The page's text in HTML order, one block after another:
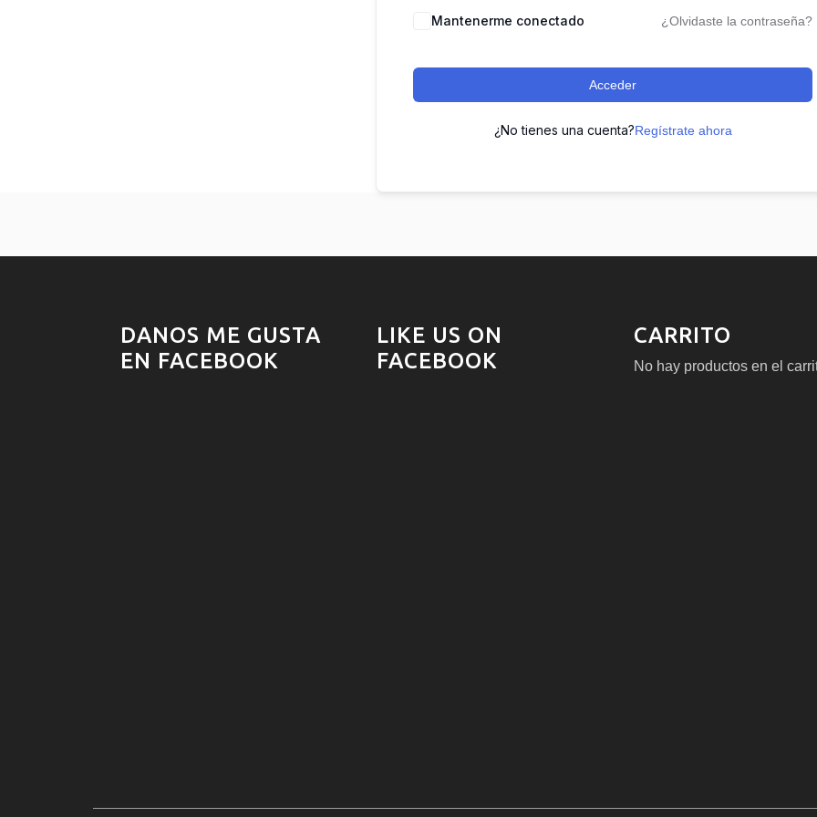
Mantenerme conectado ¿Olvidaste la contraseña?
Acceder
¿No tienes una cuenta?Regístrate ahora
DANOS ME GUSTA
EN FACEBOOK
LIKE US ON
FACEBOOK
CARRITO
No hay productos en el